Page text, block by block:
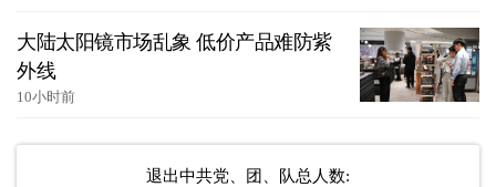
大陆太阳镜市场乱象 低价产品难防紫
外线
10小时前
退出中共党、团、队总人数: